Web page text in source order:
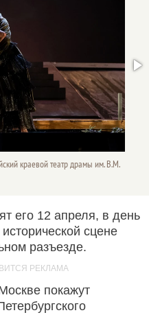
краевой театр драмы им. В.М.
его 12 апреля, в день
сцене
разъезде.
покажут